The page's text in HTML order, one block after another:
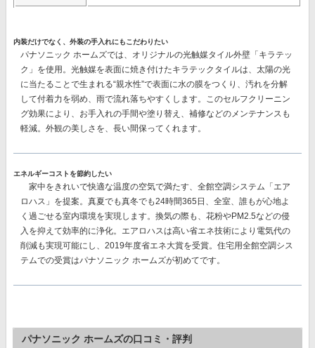
内装だけでなく、外装の手入れにもこだわりたい
パナソニック ホームズでは、オリジナルの光触媒タイル外壁「キラテッ
ク」 を使用。光触媒を表面に焼き付けたキラテックタイルは、太陽の光
に当たることで生まれる“親水性”で表面に水の膜をつくり、汚れを分解
して付着力を弱め、雨で流れ落ちやすくします。このセルフクリーニン
グ効果により、 お手入れの手間や塗り替え、補修などのメンテナンスも
軽減。 外観の美しさを、長い間保ってくれます。
エネルギーコストを節約したい
家中をきれいで快適な温度の空気で満たす、 全館空調システム「エア
ロハス」 を提案。真夏でも真冬でも24時間365日、全室、誰もが心地よ
く過ごせる室内環境を実現します。換気の際も、花粉やPM2.5などの侵
入を抑えて効率的に浄化。エアロハスは高い省エネ技術により電気代の
削減も実現可能にし、 2019年度省エネ大賞を受賞。 住宅用全館空調シス
テムでの受賞はパナソニック ホームズが初めてです。
パナソニック ホームズの口コミ・評判